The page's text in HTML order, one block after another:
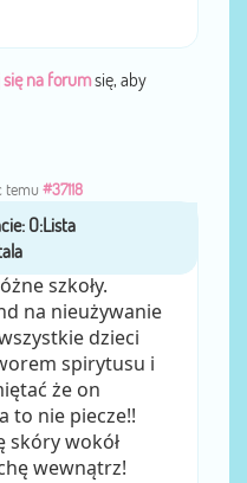
na forumsię, aby
temu #37118
szkoły.
na nieużywanie
dzieci
spirytusu i
że on
to nie piecze!!
skóry wokół
wewnątrz!